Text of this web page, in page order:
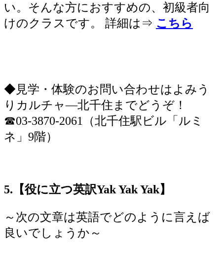
い。そんな方におすすめの、初級者向
けのクラスです。 詳細は⇒ こちら
◆見学・体験のお問い合わせはよみう
りカルチャ―北千住までどうぞ！
☎03-3870-2061（北千住駅ビル「ルミ
ネ」9階）
5.【役に立つ英訳Yak Yak Yak】
～次の文章は英語でどのように言えば
良いでしょうか～